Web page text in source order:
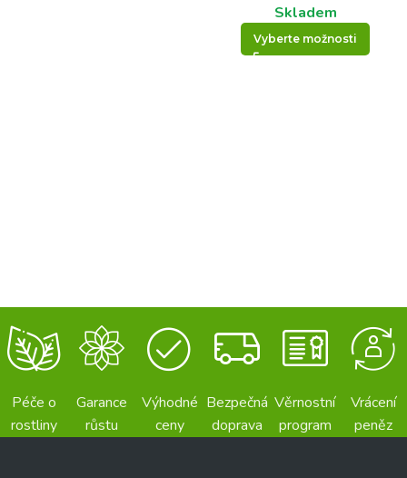
Skladem
Vyberte možnosti
Péče o
rostliny
Garance
růstu
Výhodné
ceny
Bezpečná
doprava
Věrnostní
program
Vrácení
peněz